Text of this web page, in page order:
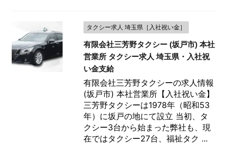
タクシー求人 埼玉県［入社祝い金］
有限会社三芳野タクシー (坂戸市) 本社
営業所 タクシー求人 埼玉県・入社祝
い金支給
有限会社三芳野タクシーの求人情報
(坂戸市) 本社営業所【入社祝い金】
三芳野タクシーは1978年（昭和53
年）に坂戸の地にて設立 当初、タ
クシー3台から始まった弊社も、現
在ではタクシー27台、福祉タク ...